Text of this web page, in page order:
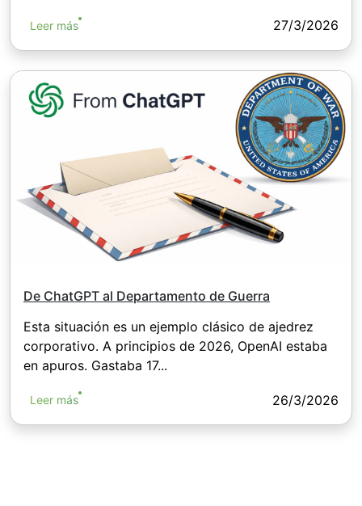
Leer más 27/3/2026
De ChatGPT al Departamento de Guerra
Esta situación es un ejemplo clásico de ajedrez
corporativo. A principios de 2026, OpenAI estaba
en apuros. Gastaba 17...
Leer más 26/3/2026